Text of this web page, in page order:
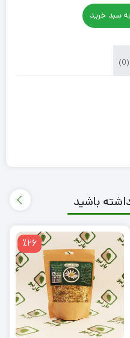
سبد خرید
باشید
٪26